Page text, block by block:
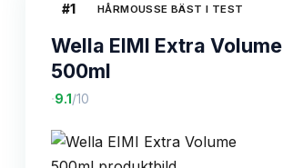
#1 HÅRMOUSSE BÄST I TEST
Wella EIMI Extra Volume
500ml
·9.1 /10